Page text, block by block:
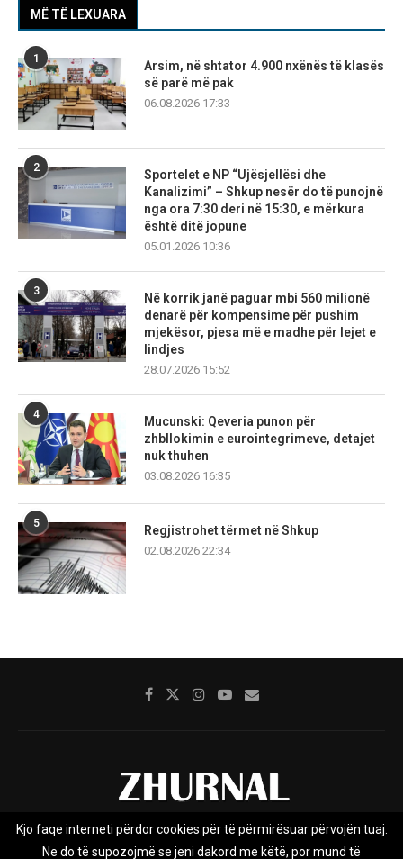
MË TË LEXUARA
1
Arsim, në shtator 4.900 nxënës të klasës
së parë më pak
06.08.2026 17:33
2
Sportelet e NP “Ujësjellësi dhe
Kanalizimi” – Shkup nesër do të punojnë
nga ora 7:30 deri në 15:30, e mërkura
është ditë jopune
05.01.2026 10:36
3
Në korrik janë paguar mbi 560 milionë
denarë për kompensime për pushim
mjekësor, pjesa më e madhe për lejet e
lindjes
28.07.2026 15:52
4
Mucunski: Qeveria punon për
zhbllokimin e eurointegrimeve, detajet
nuk thuhen
03.08.2026 16:35
5
Regjistrohet tërmet në Shkup
02.08.2026 22:34
Rreth nesh Impresumi Marketing
Kjo faqe interneti përdor cookies për të përmirësuar përvojën tuaj.
Ne do të supozojmë se jeni dakord me këtë, por mund të